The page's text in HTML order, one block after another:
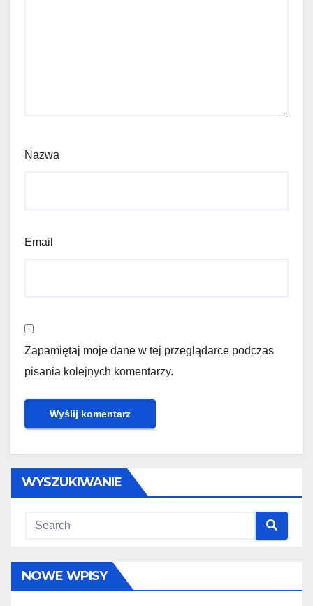
Nazwa
Email
Zapamiętaj moje dane w tej przeglądarce podczas
pisania kolejnych komentarzy.
WYSZUKIWANIE
NOWE WPISY